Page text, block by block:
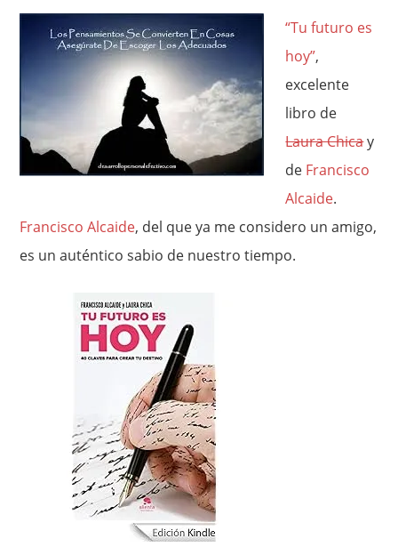
“Tu futuro es
hoy”,
excelente
libro de
Laura Chicay
de Francisco
Alcaide.
Francisco Alcaide, del que ya me considero un amigo,
es un auténtico sabio de nuestro tiempo.